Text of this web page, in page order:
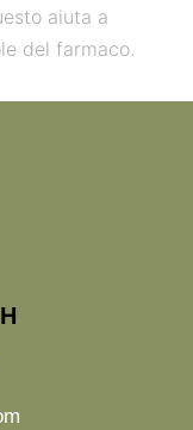
aiuta a
del farmaco.